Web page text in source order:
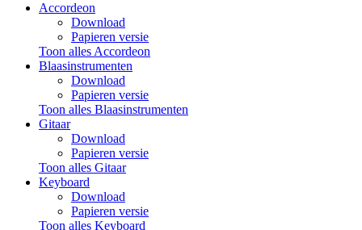
Accordeon
Download
Papieren versie
Toon alles Accordeon
Blaasinstrumenten
Download
Papieren versie
Toon alles Blaasinstrumenten
Gitaar
Download
Papieren versie
Toon alles Gitaar
Keyboard
Download
Papieren versie
Toon alles Keyboard